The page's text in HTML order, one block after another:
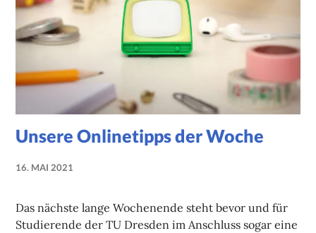
Unsere Onlinetipps der Woche
16. MAI 2021
Das nächste lange Wochenende steht bevor und für
Studierende der TU Dresden im Anschluss sogar eine